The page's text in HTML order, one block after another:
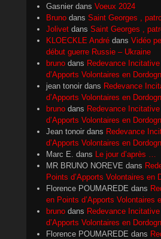
Gasnier dans Voeux 2024
Bruno dans Saint Georges ,
Jolivet dans Saint Georges ,
KLOECKLE André dans Vidéo
début guerre Russie – Ukraine
bruno dans Redevance
d’Apports Volontaires en
jean tonoir dans Redevance
d’Apports Volontaires en
bruno dans Redevance
d’Apports Volontaires en
Jean tonoir dans Redevance
d’Apports Volontaires en
Marc E. dans
Le jour d’après …
MR BRUNO NOREVE dans
Points d’Apports Volontaires en
Florence POUMAREDE dans
en Points d’Apports Volontaires
bruno dans Redevance
d’Apports Volontaires en
Florence POUMAREDE dans